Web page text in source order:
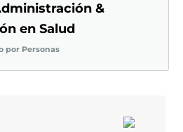
&
en Salud
por Personas